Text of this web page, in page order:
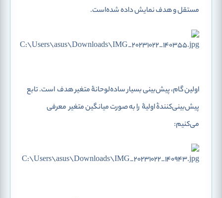
مستقل و هدف نمایش داده شده‌است.
اولین گام، پیش‌بینی بسیار ساده‌لوحانۀ متغیر هدفاست. تابع
پیش‌بینی‌کنندۀ اولیۀ را به‌ صورت میانگین متغیرمعرفی
می‌کنیم: